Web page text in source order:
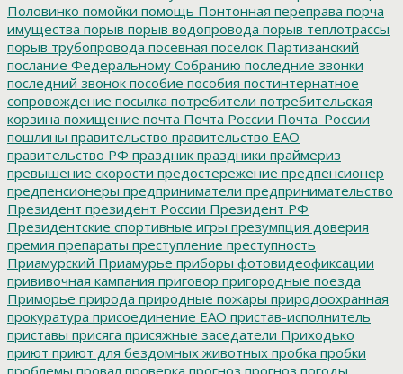
Половинко помойки помощь Понтонная переправа порча
имущества порыв порыв водопровода порыв теплотрассы
порыв трубопровода посевная поселок Партизанский
послание Федеральному Собранию последние звонки
последний звонок пособие пособия постинтернатное
сопровождение посылка потребители потребительская
корзина похищение почта Почта России Почта_России
пошлины правительство правительство ЕАО
правительство РФ праздник праздники праймериз
превышение скорости предостережение предпенсионер
предпенсионеры предприниматели предпринимательство
Президент президент России Президент РФ
Президентские спортивные игры презумпция доверия
премия препараты преступление преступность
Приамурский Приамурье приборы фотовидеофиксации
прививочная кампания приговор пригородные поезда
Приморье природа природные пожары природоохранная
прокуратура присоединение ЕАО пристав-исполнитель
приставы присяга присяжные заседатели Приходько
приют приют для бездомных животных пробка пробки
проблемы провал проверка прогноз прогноз погоды